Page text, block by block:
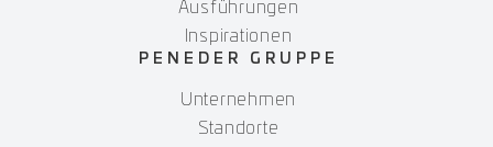
Ausführungen
Inspirationen
PENEDER GRUPPE
Unternehmen
Standorte